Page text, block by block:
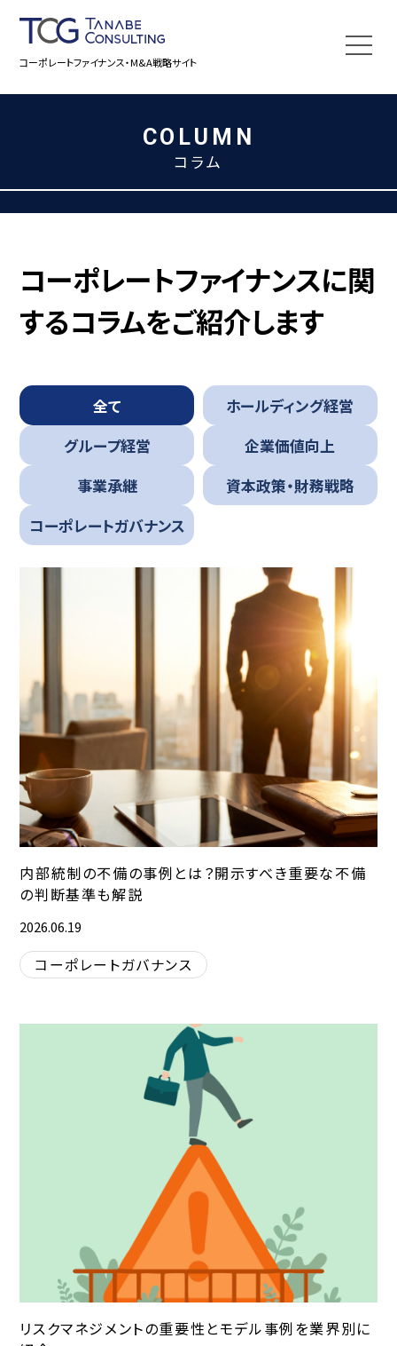
コーポレートファイナンス・M&A戦略サイト
COLUMN
コラム
コーポレートファイナンスに関
するコラムをご紹介します
全て
ホールディング経営
グループ経営
企業価値向上
事業承継
資本政策・財務戦略
コーポレートガバナンス
内部統制の不備の事例とは？開示すべき重要な不備
の判断基準も解説
2026.06.19
コーポレートガバナンス
リスクマネジメントの重要性とモデル事例を業界別に